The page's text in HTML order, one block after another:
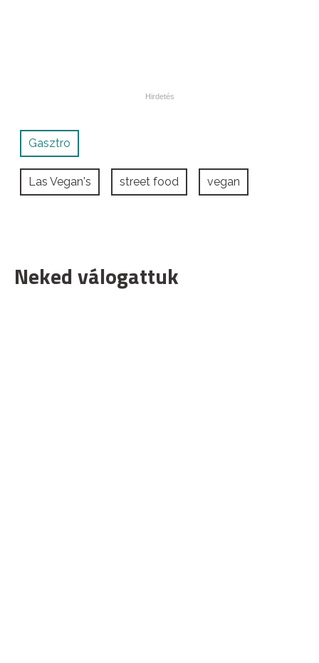
Gasztro
Las Vegan's street food vegan
Neked válogattuk